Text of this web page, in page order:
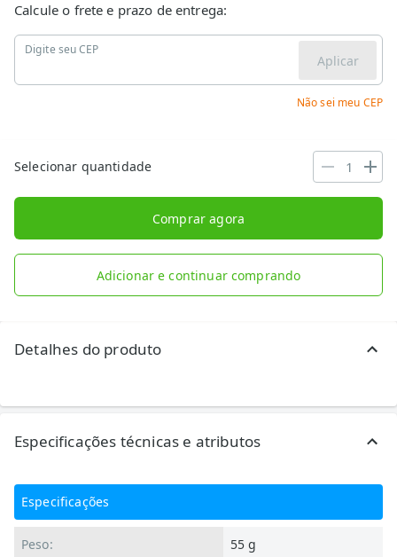
Calcule o frete e prazo de entrega:
Digite seu CEP
Aplicar
Não sei meu CEP
Selecionar quantidade
Comprar agora
Adicionar e continuar comprando
Detalhes do produto
Especificações técnicas e atributos
Especificações
Peso: 55 g